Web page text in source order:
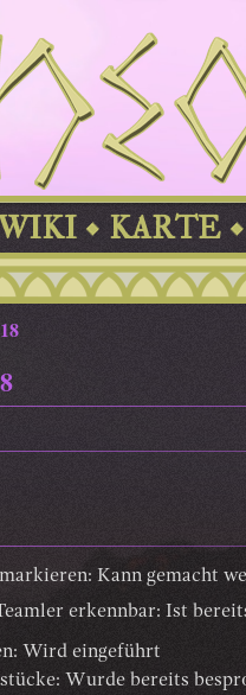
KARTE
Kann gemacht
erkennbar: Ist
Wird eingeführt
Wurde bereits